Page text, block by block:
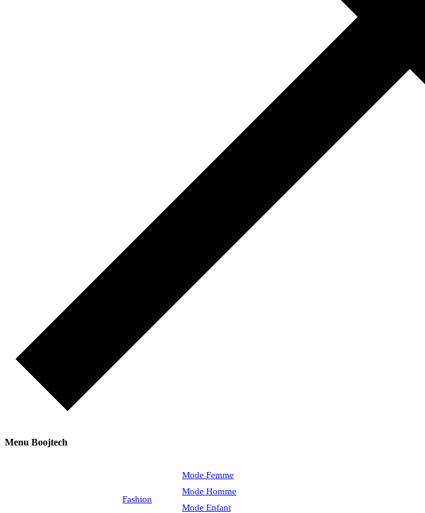
Menu Boojtech
Fashion
Mode Femme
Mode Homme
Mode Enfant